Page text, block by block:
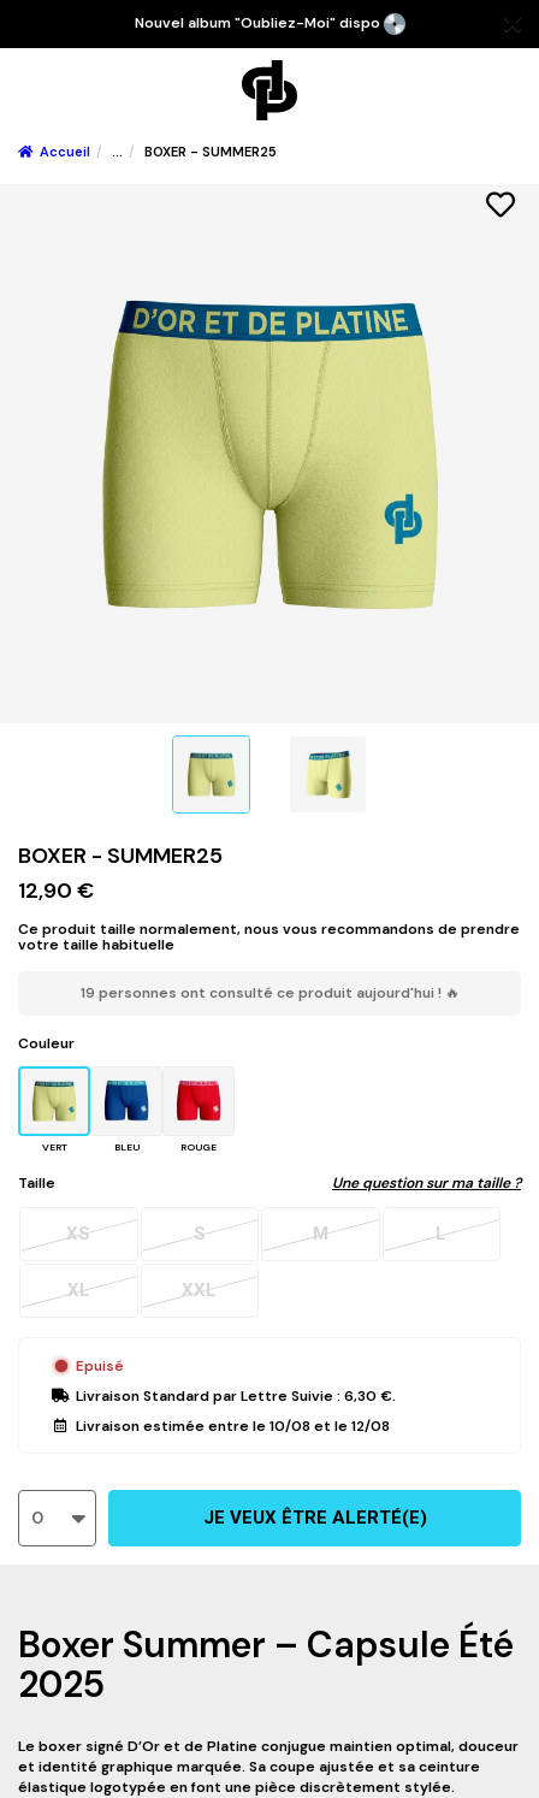
Nouvel album "Oubliez-Moi" dispo
Accueil ... BOXER - SUMMER25
BOXER - SUMMER25
12,90 €
Ce produit taille normalement, nous vous recommandons de prendre
votre taille habituelle
19 personnes ont consulté ce produit aujourd'hui ! 🔥
Couleur
VERT BLEU ROUGE
Taille Une question sur ma taille ?
XS S M L
XL XXL
Epuisé
Livraison Standardpar Lettre Suivie : 6,30 €.
Livraison estimée entre le10/08 et le12/08
0 JE VEUX ÊTRE ALERTÉ(E)
Boxer Summer – Capsule Été
2025
Le boxer signé D’Or et de Platine conjugue maintien optimal, douceur
et identité graphique marquée. Sa coupe ajustée et sa ceinture
élastique logotypée en font une pièce discrètement stylée.